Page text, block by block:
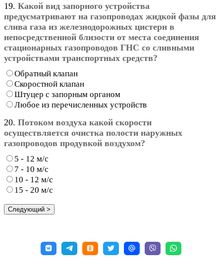
19. Какой вид запорного устройства
предусматривают на газопроводах жидкой фазы для
слива газа из железнодорожных цистерн в
непосредственной близости от места соединения
стационарных газопроводов ГНС со сливными
устройствами транспортных средств?
Обратный клапан
Скоростной клапан
Штуцер с запорным органом
Любое из перечисленных устройств
20. Потоком воздуха какой скорости
осуществляется очистка полости наружных
газопроводов продувкой воздухом?
5 - 12 м/с
7 - 10 м/с
10 - 12 м/с
15 - 20 м/с